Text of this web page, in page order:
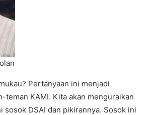
Pertanyaan ini menjadi
teman KAMI. Kita akan menguraikan
sosok DSAI dan pikirannya. Sosok ini